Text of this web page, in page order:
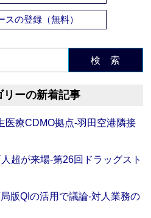
スの登録（無料）
検 索
リーの新着記事
医療CDMO拠点‐羽田空港隣接
超が来場‐第26回ドラッグスト
版QIの活用で議論‐対人業務の